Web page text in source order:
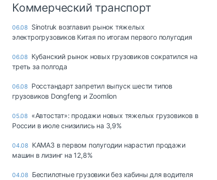
Коммерческий транспорт
06.08 Sinotruk возглавил рынок тяжелых
электрогрузовиков Китая по итогам первого полугодия
06.08 Кубанский рынок новых грузовиков сократился на
треть за полгода
06.08 Росстандарт запретил выпуск шести типов
грузовиков Dongfeng и Zoomlion
05.08 «Автостат»: продажи новых тяжелых грузовиков в
России в июле снизились на 3,9%
04.08 КАМАЗ в первом полугодии нарастил продажи
машин в лизинг на 12,8%
04.08 Беспилотные грузовики без кабины для водителя